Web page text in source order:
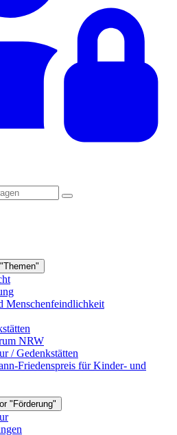
Menschenfeindlichkeit
NRW
/ Gedenkstätten
Friedenspreis für Kinder- und
"Förderung"